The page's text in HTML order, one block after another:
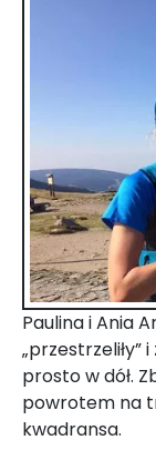
Paulina i Ania
„przestrzeliły”
prosto w dół.
powrotem na
kwadransa.